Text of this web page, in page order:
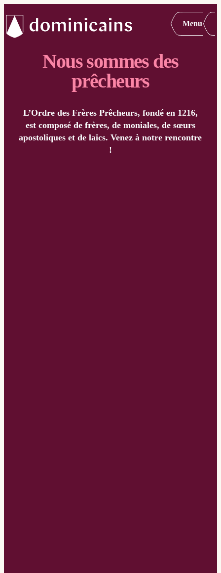
Menu
Nous sommes des
prêcheurs
L’Ordre des Frères Prêcheurs, fondé en 1216,
est composé de frères, de moniales, de sœurs
apostoliques et de laïcs. Venez à notre rencontre
!